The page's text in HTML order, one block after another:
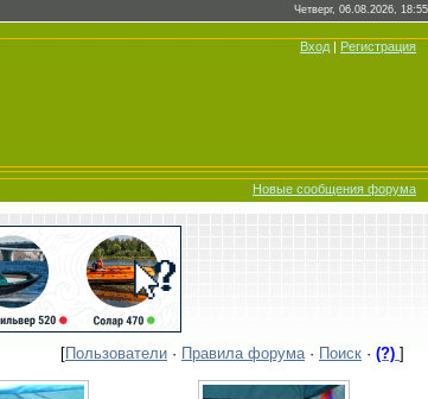
Четверг, 06.08.2026, 18:55
Вход | Регистрация
Новые сообщения форума
[Пользователи · Правила форума· Поиск · (?) ]